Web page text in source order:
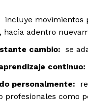
incluye movimientos
hacia adentro
cambio: se
continuo:
personalmente:
profesionales como